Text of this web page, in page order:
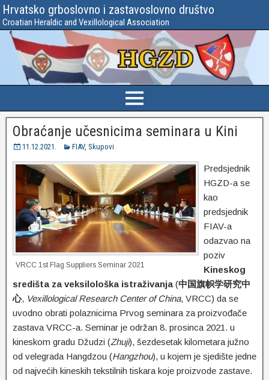
Hrvatsko grboslovno i zastavoslovno društvo
Croatian Heraldic and Vexillological Association
Obraćanje učesnicima seminara u Kini
11.12.2021. FIAV, Skupovi
VRCC 1st Flag Suppliers Seminar 2021
Predsjednik
HGZD-a se
kao
predsjednik
FIAV-a
odazvao na
poziv
Kineskog
središta za veksilološka istraživanja (中国旗帜学研究中
心, Vexillological Research Center of China, VRCC) da se
uvodno obrati polaznicima Prvog seminara za proizvođače
zastava VRCC-a. Seminar je održan 8. prosinca 2021. u
kineskom gradu Džudzi (Zhuji), šezdesetak kilometara južno
od velegrada Hangdzou (Hangzhou), u kojem je sjedište jedne
od najvećih kineskih tekstilnih tiskara koje proizvode zastave.